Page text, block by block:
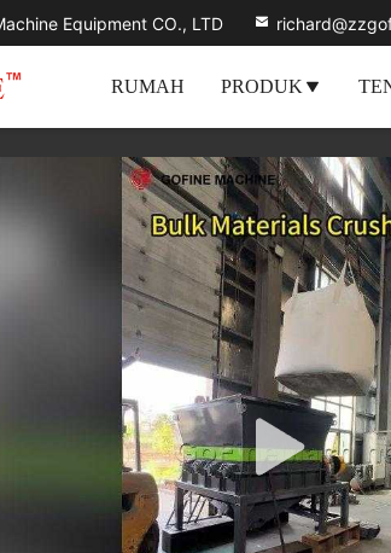
Equipment CO., LTD
RUMAH PRODUK